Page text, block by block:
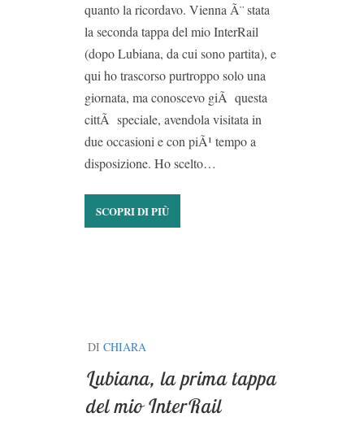
quanto la ricordavo. Vienna Ã¨ stata
la seconda tappa del mio InterRail
(dopo Lubiana, da cui sono partita), e
qui ho trascorso purtroppo solo una
giornata, ma conoscevo giÃ questa
cittÃ speciale, avendola visitata in
due occasioni e con piÃ¹ tempo a
disposizione. Ho scelto…
SCOPRI DI PIÙ
DI CHIARA
Lubiana, la prima tappa
del mio InterRail